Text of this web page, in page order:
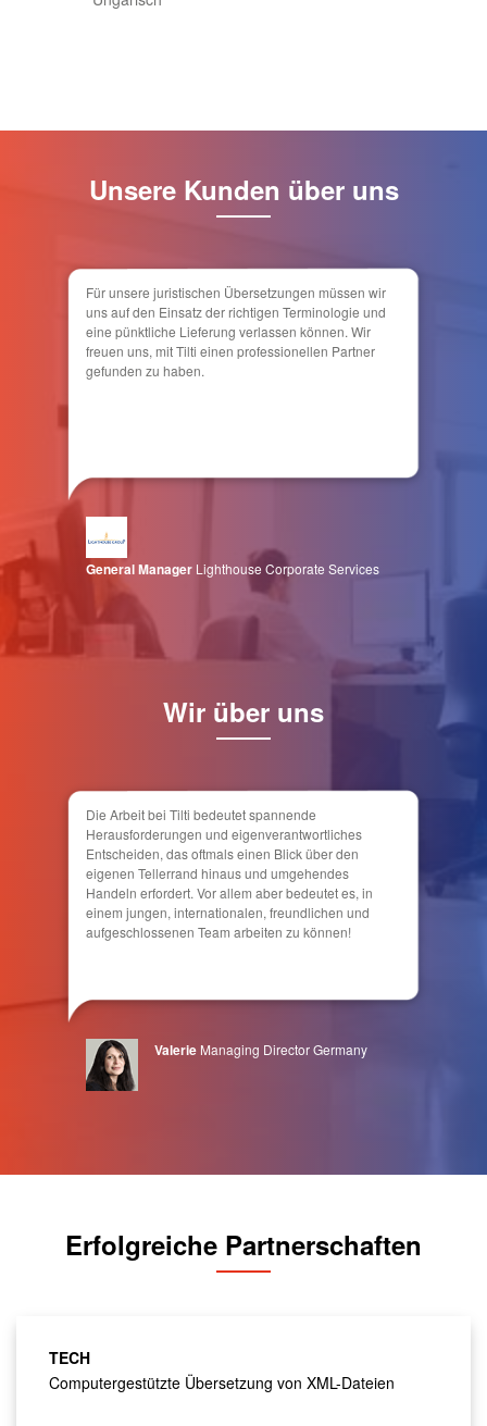
Unsere Kunden über uns
Für unsere juristischen Übersetzungen müssen wir
uns auf den Einsatz der richtigen Terminologie und
eine pünktliche Lieferung verlassen können. Wir
freuen uns, mit Tilti einen professionellen Partner
gefunden zu haben.
General Manager Lighthouse Corporate Services
Wir über uns
Die Arbeit bei Tilti bedeutet spannende
Herausforderungen und eigenverantwortliches
Entscheiden, das oftmals einen Blick über den
eigenen Tellerrand hinaus und umgehendes
Handeln erfordert. Vor allem aber bedeutet es, in
einem jungen, internationalen, freundlichen und
aufgeschlossenen Team arbeiten zu können!
Valerie Managing Director Germany
Erfolgreiche Partnerschaften
TECH
Computergestützte Übersetzung von XML-Dateien